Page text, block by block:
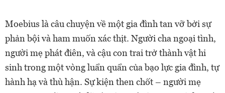
Moebius là câu chuyện về một gia đình tan vỡ bởi sự
phản bội và ham muốn xác thịt. Người cha ngoại tình,
người mẹ phát điên, và cậu con trai trở thành vật hi
sinh trong một vòng luẩn quẩn của bạo lực gia đình, tự
hành hạ và thù hận. Sự kiện then chốt – người mẹ